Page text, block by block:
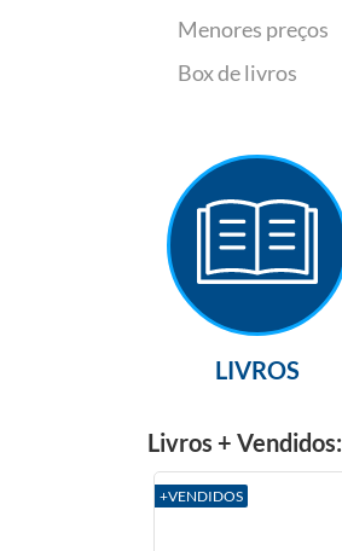
Menores preços
Box de livros
LIVROS
Livros + Vendidos:
+VENDIDOS